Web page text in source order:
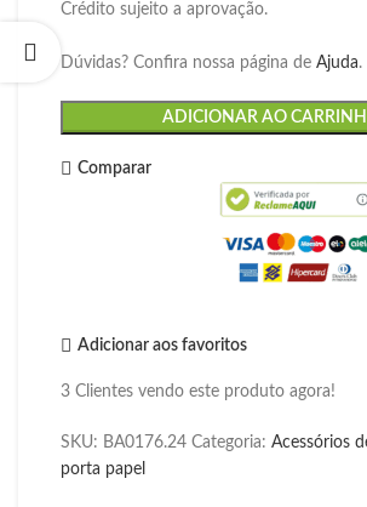
Crédito sujeito a aprovação.
Dúvidas? Confira nossa página de Ajuda.
ADICIONAR AO
Comparar
Adicionar aos favoritos
3 Clientes vendo este produto agora!
SKU: BA0176.24 Categoria: Acessórios
porta papel